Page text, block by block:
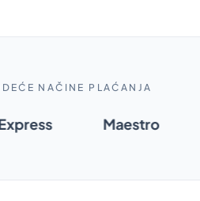
NAČINE PLAĆANJA
Maestro